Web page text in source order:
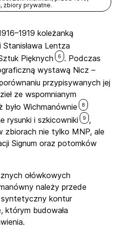
zbiory prywatne.
koleżanką
Lentza
Pięknych
6
. Podczas
wystawą Nicz –
przypisywanych jej
ze wspomnianym
było Wichmanównie
8
rysunki i szkicowniki 9
,
zbiorach nie tylko MNP, ale
Signum oraz potomków
ołówkowych
należy przede
kontur
którym budowała